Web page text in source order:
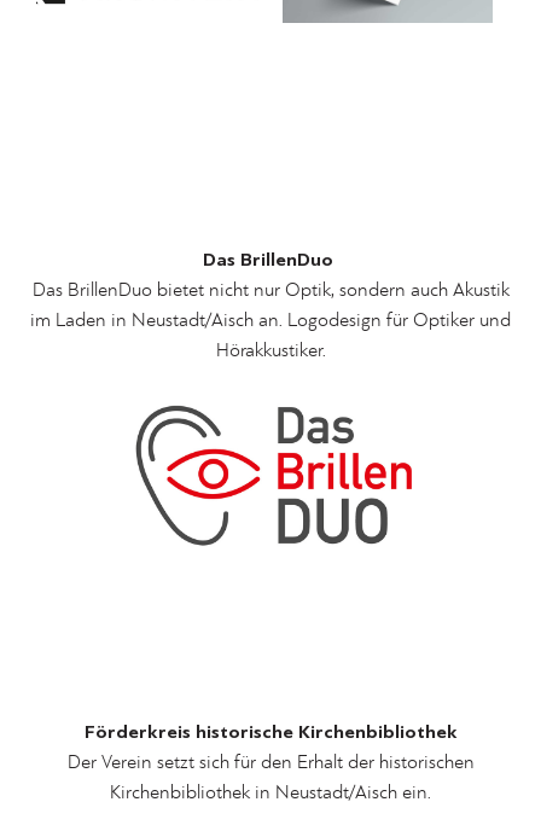
Das BrillenDuo
Das BrillenDuo bietet nicht nur Optik, sondern auch Akustik
im Laden in Neustadt/Aisch an. Logodesign für Optiker und
Hörakkustiker.
Förderkreis historische Kirchenbibliothek
Der Verein setzt sich für den Erhalt der historischen
Kirchenbibliothek in Neustadt/Aisch ein.